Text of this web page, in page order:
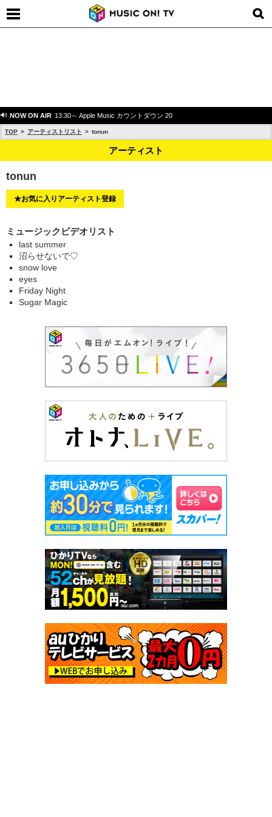
NOW ON AIR 13:30～ Apple Music カウントダウン 20
TOP アーティストリスト tonun
アーティスト
tonun
★お気に入りアーティスト登録
ミュージックビデオリスト
last summer
沼らせないで♡
snow love
eyes
Friday Night
Sugar Magic